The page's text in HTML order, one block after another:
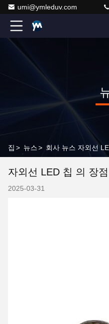
umi@ymleduv.com
집 > 뉴스> 회사 뉴스 자외선
자외선 LED 칩 의 장점
2025-03-31